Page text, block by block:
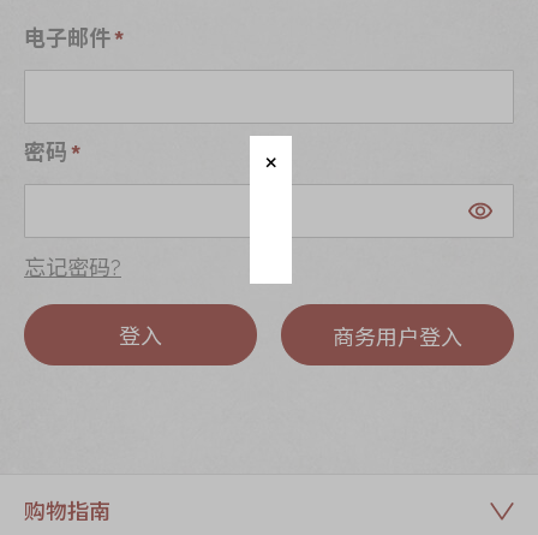
FRIENDS礼盒
所有产品
产品价目表
EN 繁體
电子邮件
密码
登入 商务用户登入
忘记密码?
购物指南